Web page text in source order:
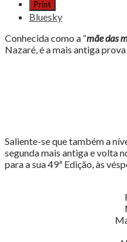
NAZARÉ
É
SÓ
Print
Bluesky
Conhecida como a “mãe das
Nazaré, é a mais antiga
Saliente-se que também a
segunda mais antiga e volta
para a sua 49ª Edição, às